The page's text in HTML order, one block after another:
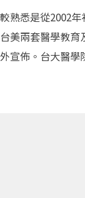
熟悉是從2002
美兩套醫學教
宣佈。台大醫